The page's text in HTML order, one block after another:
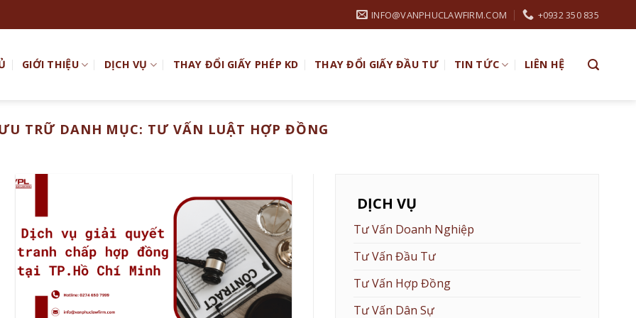
INFO@VANPHUCLAWFIRM.COM +0932 350 835
GIỚI THIỆU DỊCH VỤ THAY ĐỔI GIẤY PHÉP KD THAY ĐỔI GIẤY ĐẦU TƯ TIN TỨC LIÊN HỆ
TRỮ DANH MỤC: TƯ VẤN LUẬT HỢP ĐỒNG
DỊCH VỤ
Tư Vấn Doanh Nghiệp
Tư Vấn Đầu Tư
Tư Vấn Hợp Đồng
Tư Vấn Dân Sự